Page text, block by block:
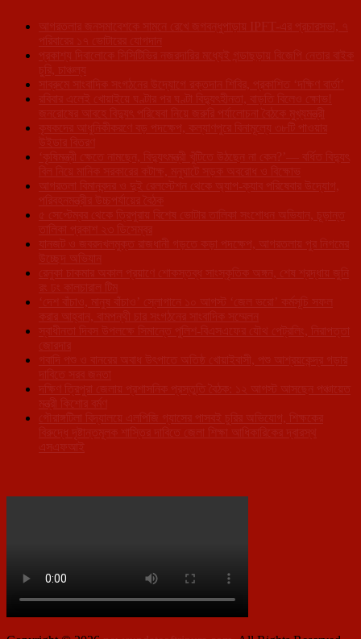
আগরতলার জনসমাবেশকে সামনে রেখে জগবন্ধুপাড়ায় IPFT-এর প্রচারসভা, ৭
পরিবারের ১৭ ভোটারের যোগদান
প্রকাশ্য দিবালোকে সিসিটিভির নজরদারির মধ্যেই গন্ডাছড়ায় বিজেপি নেতার বাইক
চুরি, চাঞ্চল্য
সাব্রুমে সাংবাদিক সংগঠনের উদ্যোগে রক্তদান শিবির, প্রকাশিত ‘দক্ষিণ বার্তা’
রবিবার এলেই খোয়াইয়ে ঘণ্টার পর ঘণ্টা বিদ্যুৎহীনতা, বাড়তি বিলেও ক্ষোভ!
জনরোষের আবহে বিদ্যুৎ পরিষেবা নিয়ে জরুরি পর্যালোচনা বৈঠকে মুখ্যমন্ত্রী
কৃষকদের আধুনিকীকরণে বড় পদক্ষেপ, কল্যাণপুরে বিনামূল্যে ৩৮টি পাওয়ার
উইডার বিতরণ
‘কৃষিমন্ত্রী ক্ষেতে নামছেন, বিদ্যুৎমন্ত্রী খুঁটিতে উঠছেন না কেন?’— বর্ধিত বিদ্যুৎ
বিল নিয়ে মানিক সরকারের কটাক্ষ, মনুঘাটে সড়ক অবরোধ ও বিক্ষোভ
আগরতলা বিমানবন্দর ও দুই রেলস্টেশন থেকে অ্যাপ-ক্যাব পরিষেবার উদ্যোগ,
পরিবহনমন্ত্রীর উচ্চপর্যায়ের বৈঠক
৫ সেপ্টেম্বর থেকে ত্রিপুরায় বিশেষ ভোটার তালিকা সংশোধন অভিযান, চূড়ান্ত
তালিকা প্রকাশ ২৩ ডিসেম্বর
যানজট ও জবরদখলমুক্ত রাজধানী গড়তে কড়া পদক্ষেপ, আগরতলায় পুর নিগমের
উচ্ছেদ অভিযান
রেনুকা চাকমার অকাল প্রয়াণে শোকস্তব্ধ সাংস্কৃতিক অঙ্গন, শেষ শ্রদ্ধায় জুনি
রং ঢং কালচারাল টিম
‘দেশ বাঁচাও, মানুষ বাঁচাও’ স্লোগানে ১০ আগস্ট ‘জেল ভরো’ কর্মসূচি সফল
করার আহ্বান, বামপন্থী চার সংগঠনের সাংবাদিক সম্মেলন
স্বাধীনতা দিবস উপলক্ষে সিমান্তে পুলিশ-বিএসএফের যৌথ পেট্রলিং, নিরাপত্তা
জোরদার
গবাদি পশু ও বানরের অবাধ উৎপাতে অতিষ্ঠ খোয়াইবাসী, পশু আশ্রয়কেন্দ্র গড়ার
দাবিতে সরব জনতা
দক্ষিণ ত্রিপুরা জেলায় প্রশাসনিক প্রস্তুতি বৈঠক: ১২ আগস্ট আসছেন পঞ্চায়েত
মন্ত্রী কিশোর বর্মণ
গৌরাঙ্গটিলা বিদ্যালয়ে এলপিজি গ্যাসের পাসবই চুরির অভিযোগ, শিক্ষকের
বিরুদ্ধে দৃষ্টান্তমূলক শাস্তির দাবিতে জেলা শিক্ষা আধিকারিকের দ্বারস্থ
এসএফআই